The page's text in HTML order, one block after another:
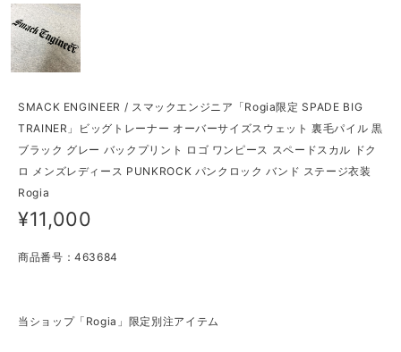
SMACK ENGINEER / スマックエンジニア「Rogia限定 SPADE BIG
TRAINER」ビッグトレーナー オーバーサイズスウェット 裏毛パイル 黒
ブラック グレー バックプリント ロゴ ワンピース スペードスカル ドク
ロ メンズレディース PUNKROCK パンクロック バンド ステージ衣装
Rogia
¥11,000
商品番号：463684
当ショップ「Rogia」限定別注アイテム